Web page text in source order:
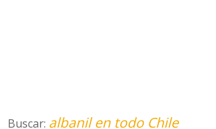
Buscar: albanil en todo Chile